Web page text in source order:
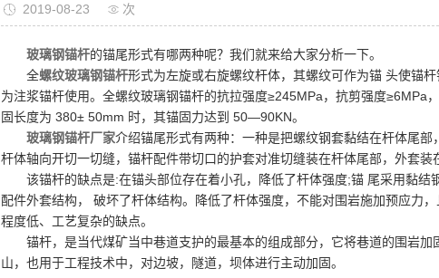
2019-08-23 次
玻璃钢锚杆的锚尾形式有哪两种呢？我们就来给大家分析一下。
全螺纹玻璃钢锚杆形式为左旋或右旋螺纹杆体，其螺纹可作为锚 头使锚
为注浆锚杆使用。全螺纹玻璃钢锚杆的抗拉强度≥245MPa，抗剪强度≥6MPa
固长度为 380± 50mm 时，其锚固力达到 50—90KN。
玻璃钢锚杆厂家介绍锚尾形式有两种：一种是把螺纹钢套黏结在杆体尾
杆体轴向开切一切缝，锚杆配件带切口的护套对准切缝装在杆体尾部，外套装
该锚杆的缺点是:在锚头部位存在着小孔，降低了杆体强度;锚 尾采用黏
配件外套结构， 破坏了杆体结构。降低了杆体强度，不能对围岩施加预应力
程度低、工艺复杂的缺点。
锚杆，是当代煤矿当中巷道支护的最基本的组成部分，它将巷道的围岩
山，也用于工程技术中，对边坡，隧道，坝体进行主动加固。